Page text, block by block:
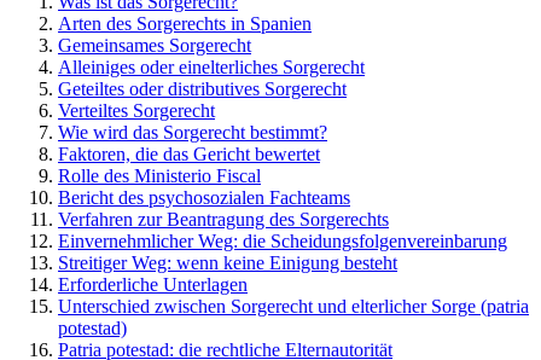
Arten des Sorgerechts in Spanien
Gemeinsames Sorgerecht
Alleiniges oder einelterliches Sorgerecht
Geteiltes oder distributives Sorgerecht
Verteiltes Sorgerecht
Wie wird das Sorgerecht bestimmt?
Faktoren, die das Gericht bewertet
Rolle des Ministerio Fiscal
Bericht des psychosozialen Fachteams
Verfahren zur Beantragung des Sorgerechts
Einvernehmlicher Weg: die Scheidungsfolgenvereinbarung
Streitiger Weg: wenn keine Einigung besteht
Erforderliche Unterlagen
Unterschied zwischen Sorgerecht und elterlicher Sorge (patria
potestad)
Patria potestad: die rechtliche Elternautorität